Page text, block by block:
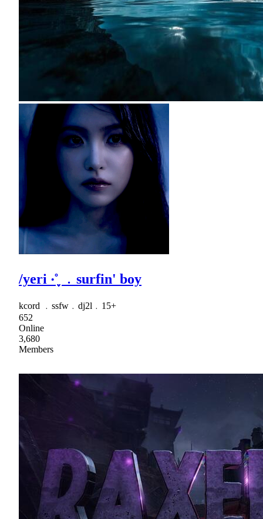
/yeri ‧˚֪֪֪ ﹒surfin' boy
kcord ﹒ssfw﹒dj2l﹒15+
652
Online
3,680
Members